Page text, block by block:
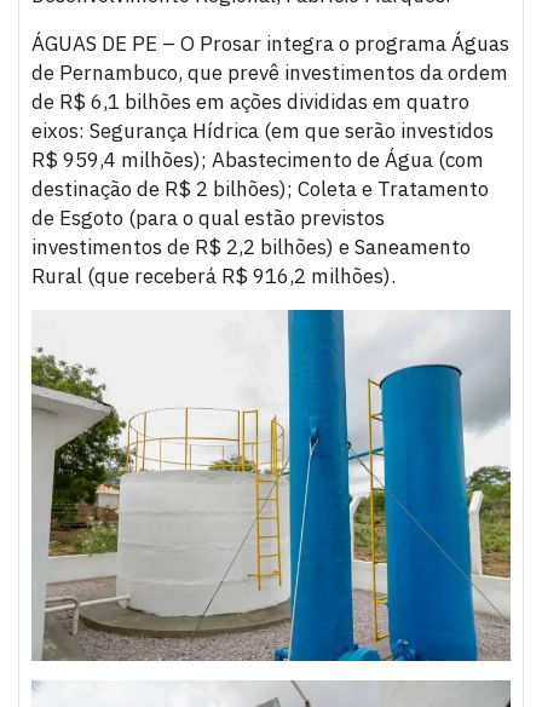
ÁGUAS DE PE – O Prosar integra o programa Águas
de Pernambuco, que prevê investimentos da ordem
de R$ 6,1 bilhões em ações divididas em quatro
eixos: Segurança Hídrica (em que serão investidos
R$ 959,4 milhões); Abastecimento de Água (com
destinação de R$ 2 bilhões); Coleta e Tratamento
de Esgoto (para o qual estão previstos
investimentos de R$ 2,2 bilhões) e Saneamento
Rural (que receberá R$ 916,2 milhões).